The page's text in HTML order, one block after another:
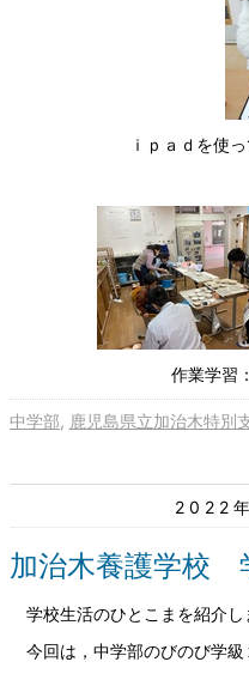
ｉｐａｄを使
作業学習
中学部 鹿児島県立加治木特別
2022
加治木養護学校
学校生活のひとこまを紹介し
今回は，中学部のびのび学級